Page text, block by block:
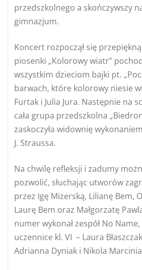
przedszkolnego a skończywszy
gimnazjum.
Koncert rozpoczął się
piosenki „Kolorowy wiatr”
wszystkim dzieciom bajki pt.
barwach, które kolorowy niesie
Furtak i Julia Jura. Następnie na
cała grupa przedszkolna
zaskoczyła widownię
J. Straussa.
Na chwilę refleksji i zadumy
pozwolić, słuchając utworów
przez Igę Mizerską, Lilianę Bem,
Laurę Bem oraz Małgorzatę
numer wykonał zespół No
uczennice kl. VI – Laura
Adrianna Dyniak i Nikola